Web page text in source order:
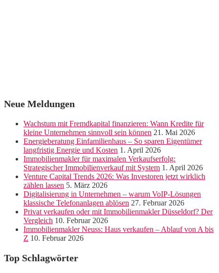
Neue Meldungen
Wachstum mit Fremdkapital finanzieren: Wann Kredite für
kleine Unternehmen sinnvoll sein können 21. Mai 2026
Energieberatung Einfamilienhaus – So sparen Eigentümer
langfristig Energie und Kosten 1. April 2026
Immobilienmakler für maximalen Verkaufserfolg:
Strategischer Immobilienverkauf mit System 1. April 2026
Venture Capital Trends 2026: Was Investoren jetzt wirklich
zählen lassen 5. März 2026
Digitalisierung in Unternehmen – warum VoIP-Lösungen
klassische Telefonanlagen ablösen 27. Februar 2026
Privat verkaufen oder mit Immobilienmakler Düsseldorf? Der
Vergleich 10. Februar 2026
Immobilienmakler Neuss: Haus verkaufen – Ablauf von A bis
Z 10. Februar 2026
Top Schlagwörter